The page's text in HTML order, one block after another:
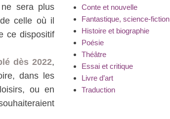
sera plus
celle où il
ce dispositif
dès 2022,
dans les
ou en
Conte et nouvelle
Fantastique, science-fiction
Histoire et biographie
Poésie
Théâtre
Essai et critique
Livre d’art
Traduction